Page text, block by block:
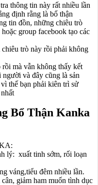
thông tin này rất nhiều lần
định rằng là bổ thận
tin đồn, những chiêu trò
group facebook tạo các
trò này rồi phải không
mà vẫn không thấy kết
và đây cũng là sản
thế bạn phải kiên trì sử
Bổ Thận Kanka
lý: xuất tinh sớm, rối loạn
váng,tiểu đêm nhiều lần.
giảm ham muốn tình dục